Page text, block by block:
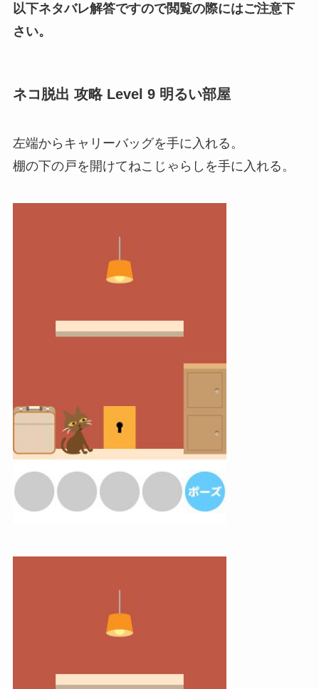
以下ネタバレ解答ですので閲覧の際にはご注意下
さい。
ネコ脱出 攻略 Level 9 明るい部屋
左端からキャリーバッグを手に入れる。
棚の下の戸を開けてねこじゃらしを手に入れる。